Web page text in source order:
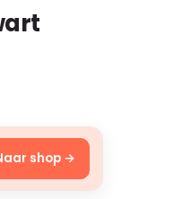
shop →